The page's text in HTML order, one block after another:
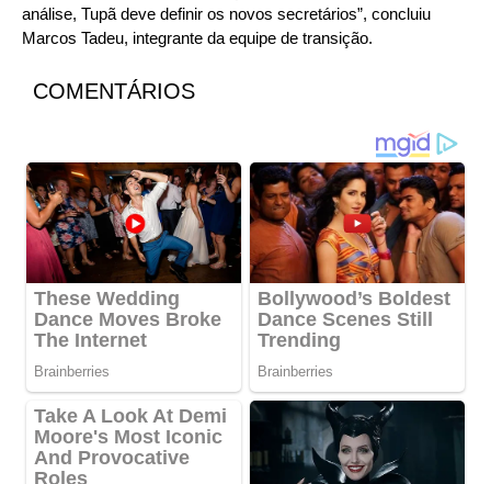
análise, Tupã deve definir os novos secretários”, concluiu
Marcos Tadeu, integrante da equipe de transição.
COMENTÁRIOS